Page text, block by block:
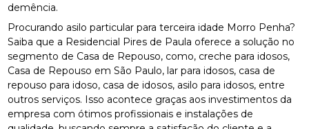
demência.
Procurando asilo particular para terceira idade Morro Penha?
Saiba que a Residencial Pires de Paula oferece a solução no
segmento de Casa de Repouso, como, creche para idosos,
Casa de Repouso em São Paulo, lar para idosos, casa de
repouso para idoso, casa de idosos, asilo para idosos, entre
outros serviços. Isso acontece graças aos investimentos da
empresa com ótimos profissionais e instalações de